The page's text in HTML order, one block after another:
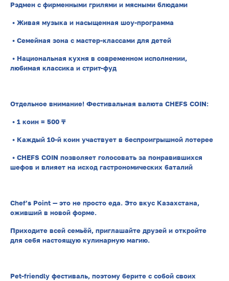
Рэдмен с фирменными грилями и мясными блюдами
• Живая музыка и насыщенная шоу-программа
• Семейная зона с мастер-классами для детей
• Национальная кухня в современном исполнении,
любимая классика и стрит-фуд
Отдельное внимание! Фестивальная валюта CHEFS COIN:
• 1 коин = 500 ₸
• Каждый 10-й коин участвует в беспроигрышной лотерее
• CHEFS COIN позволяет голосовать за понравившихся
шефов и влияет на исход гастрономических баталий
Chef’s Point — это не просто еда. Это вкус Казахстана,
оживший в новой форме.
Приходите всей семьёй, приглашайте друзей и откройте
для себя настоящую кулинарную магию.
Pet-friendly фестиваль, поэтому берите с собой своих